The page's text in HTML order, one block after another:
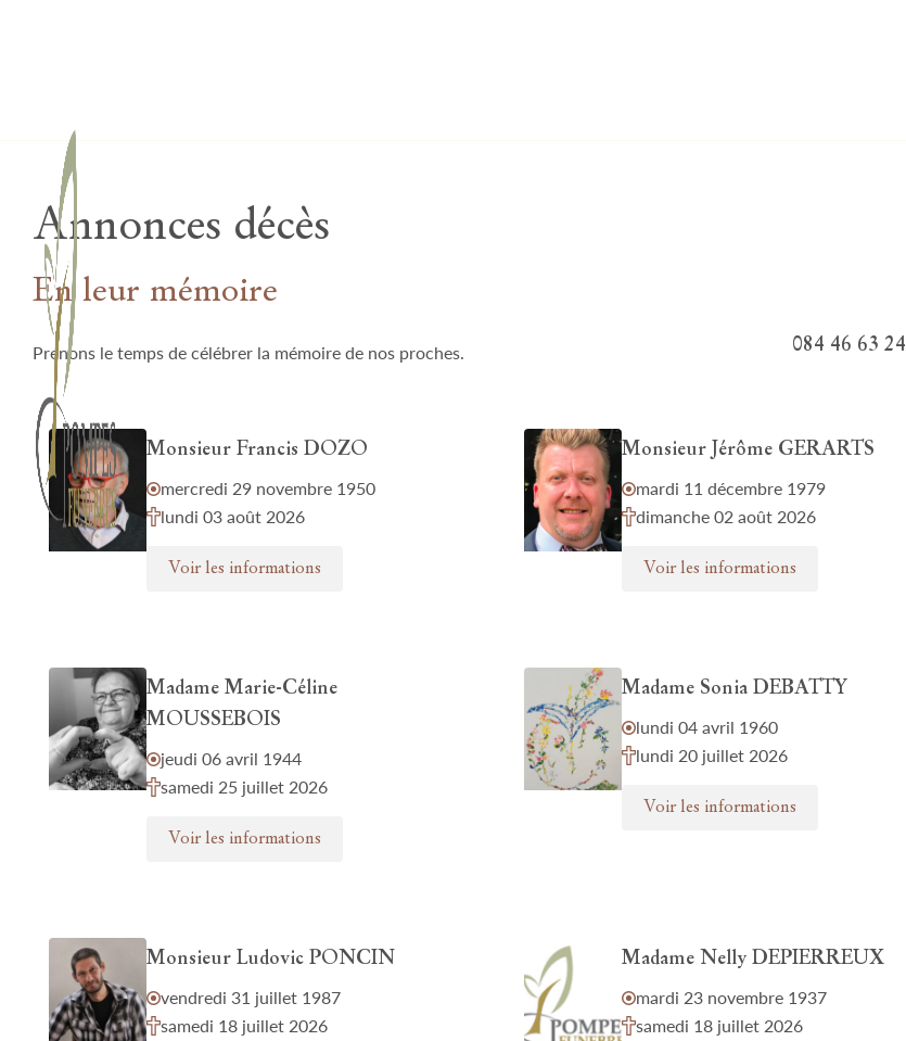
084 46 63 24
Annonces décès
En leur mémoire
Prenons le temps de célébrer la mémoire de nos proches.
Monsieur Francis DOZO
mercredi 29 novembre 1950
lundi 03 août 2026
Voir les informations
Monsieur Jérôme GERARTS
mardi 11 décembre 1979
dimanche 02 août 2026
Voir les informations
Madame Marie-Céline
MOUSSEBOIS
jeudi 06 avril 1944
samedi 25 juillet 2026
Voir les informations
Madame Sonia DEBATTY
lundi 04 avril 1960
lundi 20 juillet 2026
Voir les informations
Monsieur Ludovic PONCIN
vendredi 31 juillet 1987
samedi 18 juillet 2026
Madame Nelly DEPIERREUX
mardi 23 novembre 1937
samedi 18 juillet 2026